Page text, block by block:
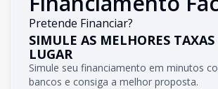
Pretende Financiar?
SIMULE AS MELHORES
LUGAR
Simule seu financiamento em minutos
bancos e consiga a melhor proposta.